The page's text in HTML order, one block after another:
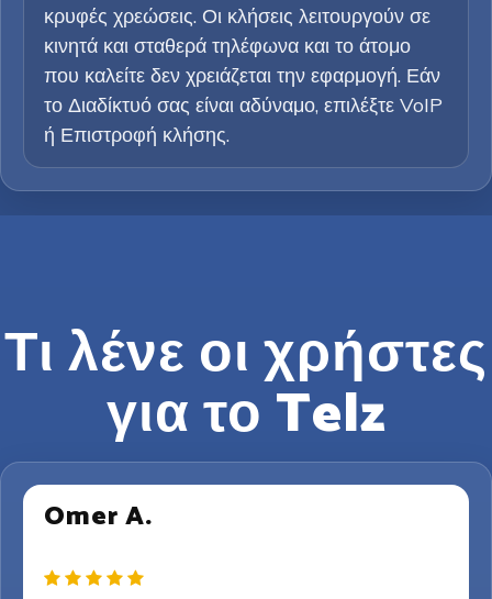
κρυφές χρεώσεις. Οι κλήσεις λειτουργούν σε
κινητά και σταθερά τηλέφωνα και το άτομο
που καλείτε δεν χρειάζεται την εφαρμογή. Εάν
το Διαδίκτυό σας είναι αδύναμο, επιλέξτε VoIP
ή Επιστροφή κλήσης.
Τι λένε οι χρήστες
για το Telz
Omer A.